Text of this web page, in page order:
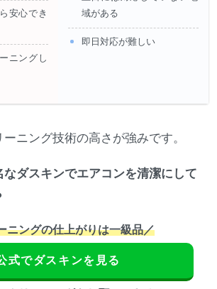
安心でき
ニングし
域がある
即日対応が難しい
ニング技術の高さが強みです。
なダスキンでエアコンを清潔にして
ニングの仕上がりは一級品／
式でダスキンを見る